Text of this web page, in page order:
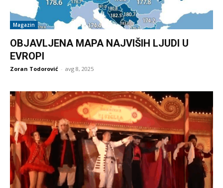
Magazin
OBJAVLJENA MAPA NAJVIŠIH LJUDI U
EVROPI
Zoran Todorović - avg 8, 2025